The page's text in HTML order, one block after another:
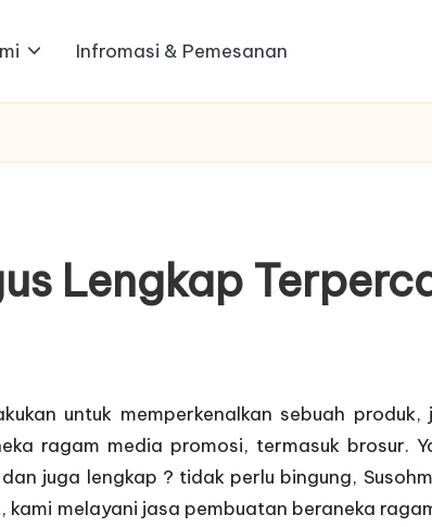
Infromasi & Pemesanan
Lengkap
untuk memperkenalkan sebuah produk,
ragam media promosi, termasuk brosur.
juga lengkap ? tidak perlu bingung,
melayani jasa pembuatan beraneka